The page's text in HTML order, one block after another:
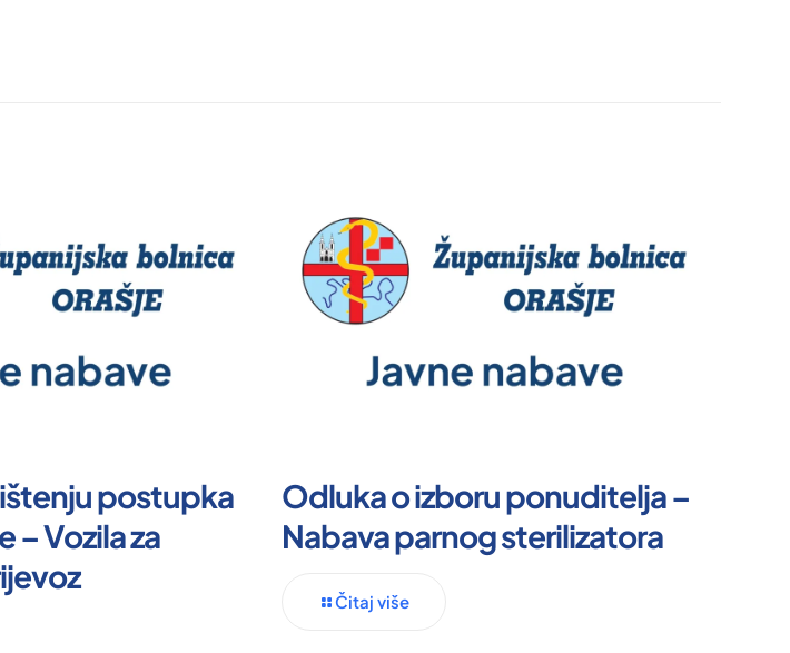
postupka
– Vozila za
Odluka o izboru ponuditelja –
Nabava parnog sterilizatora
Čitaj više